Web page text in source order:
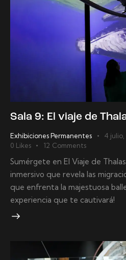
Sala 9: El viaje de
Exhibiciones Permanentes 4
0 Likes 12 Comments
Sumérgete en El Viaje de
inmersivo que revela las
que enfrenta la majestuosa
experiencia que te cautivará!